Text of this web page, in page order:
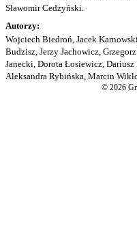
Sławomir Cedzyński.
Autorzy:
Wojciech Biedroń, Jacek
Budzisz, Jerzy Jachowicz,
Janecki, Dorota Łosiewicz,
Aleksandra Rybińska, Marcin
© 2026